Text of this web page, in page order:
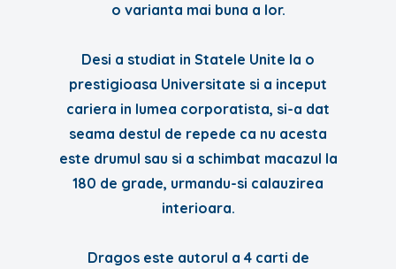
o varianta mai buna a lor.
Desi a studiat in Statele Unite la o
prestigioasa Universitate si a inceput
cariera in lumea corporatista, si-a dat
seama destul de repede ca nu acesta
este drumul sau si a schimbat macazul la
180 de grade, urmandu-si calauzirea
interioara.
Dragos este autorul a 4 carti de